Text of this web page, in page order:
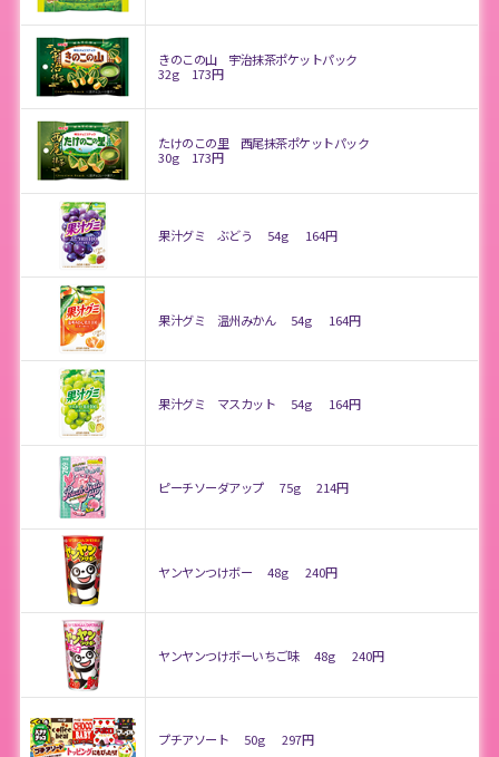
きのこの山 宇治抹茶ポケットパック
32g
173円
たけのこの里 西尾抹茶ポケットパック
30g
173円
果汁グミ ぶどう 54g 164円
果汁グミ 温州みかん 54g 164円
果汁グミ マスカット 54g 164円
ピーチソーダアップ 75g 214円
ヤンヤンつけボー 48g 240円
ヤンヤンつけボーいちご味 48g 240円
プチアソート 50g 297円